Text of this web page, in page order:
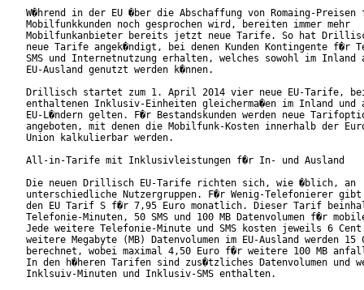
W�hrend in der EU �ber die Abschaffung von Romaing-Preisen
Mobilfunkkunden noch gesprochen wird, bereiten immer mehr
Mobilfunkanbieter bereits jetzt neue Tarife. So hat
neue Tarife angek�ndigt, bei denen Kunden Kontingente f�r
SMS und Internetnutzung erhalten, welches sowohl im Inland
EU-Ausland genutzt werden k�nnen.
Drillisch startet zum 1. April 2014 vier neue EU-Tarife,
enthaltenen Inklusiv-Einheiten gleicherma�en im Inland und
EU-L�ndern gelten. F�r Bestandskunden werden neue
angeboten, mit denen die Mobilfunk-Kosten innerhalb der
Union kalkulierbar werden.
All-in-Tarife mit Inklusivleistungen f�r In- und Ausland
Die neuen Drillisch EU-Tarife richten sich, wie �blich, an
unterschiedliche Nutzergruppen. F�r Wenig-Telefonierer
den EU Tarif S f�r 7,95 Euro monatlich. Dieser Tarif
Telefonie-Minuten, 50 SMS und 100 MB Datenvolumen f�r
Jede weitere Telefonie-Minute und SMS kosten jeweils 6
weitere Megabyte (MB) Datenvolumen im EU-Ausland werden 15
berechnet, wobei maximal 4,50 Euro f�r weitere 100 MB
In den h�heren Tarifen sind zus�tzliches Datenvolumen und
Inklsuiv-Minuten und Inklusiv-SMS enthalten.